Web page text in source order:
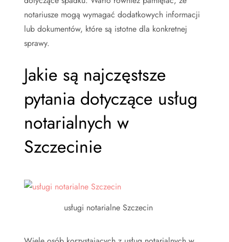
notariusze mogą wymagać dodatkowych informacji
lub dokumentów, które są istotne dla konkretnej
sprawy.
Jakie są najczęstsze
pytania dotyczące usług
notarialnych w
Szczecinie
usługi notarialne Szczecin